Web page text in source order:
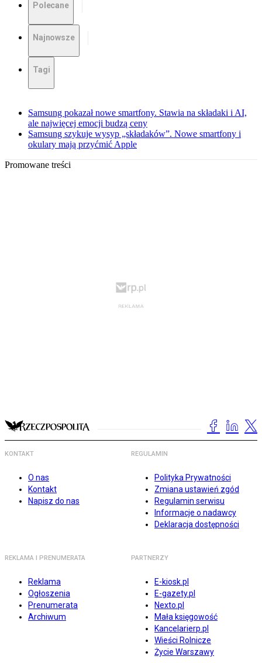
Polecane
Najnowsze
Tagi
Samsung pokazał nowe smartfony. Stawia na składaki i AI,
ale najwięcej emocji budzą ceny
Samsung szykuje wysyp „składaków”. Nowe smartfony i
okulary mają przyćmić Apple
Promowane treści
KONTAKT
O nas
Kontakt
Napisz do nas
REGULAMIN
Polityka Prywatności
Zmiana ustawień zgód
Regulamin serwisu
Informacje o nadawcy
Deklaracja dostępności
REKLAMA I PRENUMERATA
Reklama
Ogłoszenia
Prenumerata
Archiwum
PARTNERZY
E-kiosk.pl
E-gazety.pl
Nexto.pl
Mała księgowość
Kancelarierp.pl
Wieści Rolnicze
Życie Warszawy